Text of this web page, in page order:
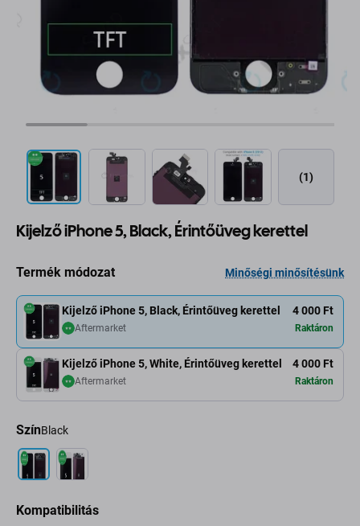
(1)
Kijelző iPhone 5, Black, Érintőüveg kerettel
Termék módozat Minőségi minősítésünk
Kijelző iPhone 5, White, Érintőüveg kerettel 4 000 Ft
Aftermarket Raktáron
Kijelző iPhone 5, Black, Érintőüveg kerettel 4 000 Ft
Aftermarket Raktáron
SzínBlack
Kompatibilitás